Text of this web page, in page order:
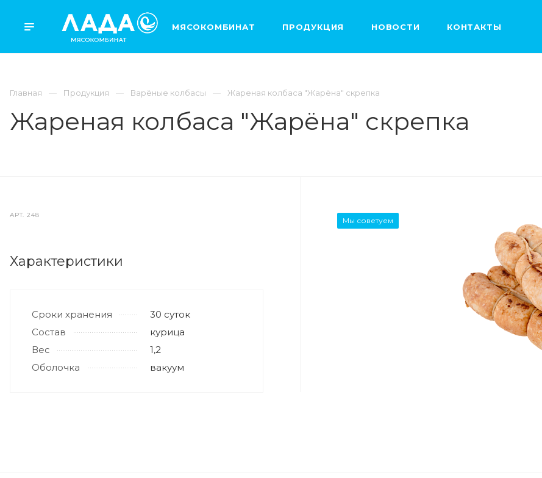
МЯСОКОМБИНАТ ПРОДУКЦИЯ НОВОСТИ КОНТАКТЫ
Главная Продукция Варёные колбасы Жареная колбаса "Жарёна" скрепка
Жареная колбаса "Жарёна" скрепка
АРТ.248
Характеристики
Сроки хранения
30 суток
Состав
курица
Вес
1,2
Оболочка
вакуум
Мы советуем